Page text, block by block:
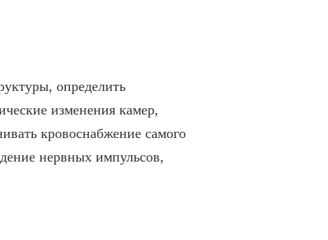
определить
изменения камер,
кровоснабжение самого
нервных импульсов,